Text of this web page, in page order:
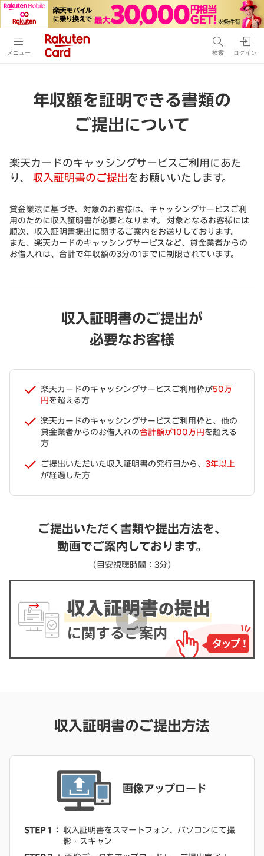
メニュー 検索 ログイン
年収額を証明できる書類の
ご提出について
楽天カードのキャッシングサービスご利用にあた
り、
収入証明書のご提出をお願いいたします。
貸金業法に基づき、対象のお客様は、キャッシングサービスご利
用のために収入証明書が必要となります。 対象となるお客様には
順次、収入証明書提出に関するご案内をお送りしております。
また、楽天カードのキャッシングサービスなど、貸金業者からの
お借入れは、合計で年収額の3分の1までに制限されています。
収入証明書のご提出が
必要なお客様
楽天カードのキャッシングサービスご利用枠が50万
円 を超える方
楽天カードのキャッシングサービスご利用枠と、他の
貸金業者からのお借入れの合計額が100万円 を超える
方
ご提出いただいた収入証明書の発行日から、 3年以上
が経過した方
ご提出いただく書類や提出方法を、
動画でご案内しております。
（目安視聴時間：3分）
収入証明書のご提出方法
画像アップロード
STEP 1 ： 収入証明書をスマートフォン、パソコンにて撮
影・スキャン